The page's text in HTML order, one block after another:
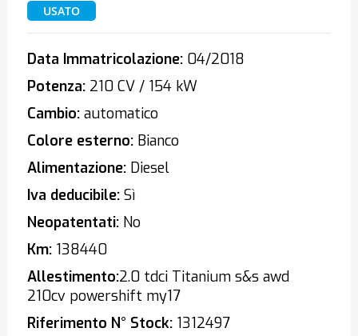
USATO
Data Immatricolazione:04/2018
Potenza:210 CV / 154 kW
Cambio:automatico
Colore esterno:Bianco
Alimentazione:Diesel
Iva deducibile:Sì
Neopatentati:No
Km:138440
Allestimento:2.0 tdci Titanium s&s awd
210cv powershift my17
Riferimento N° Stock:1312497